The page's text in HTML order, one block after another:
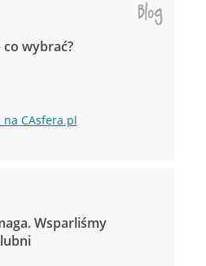
co wybrać?
CAsfera.pl
Wsparliśmy